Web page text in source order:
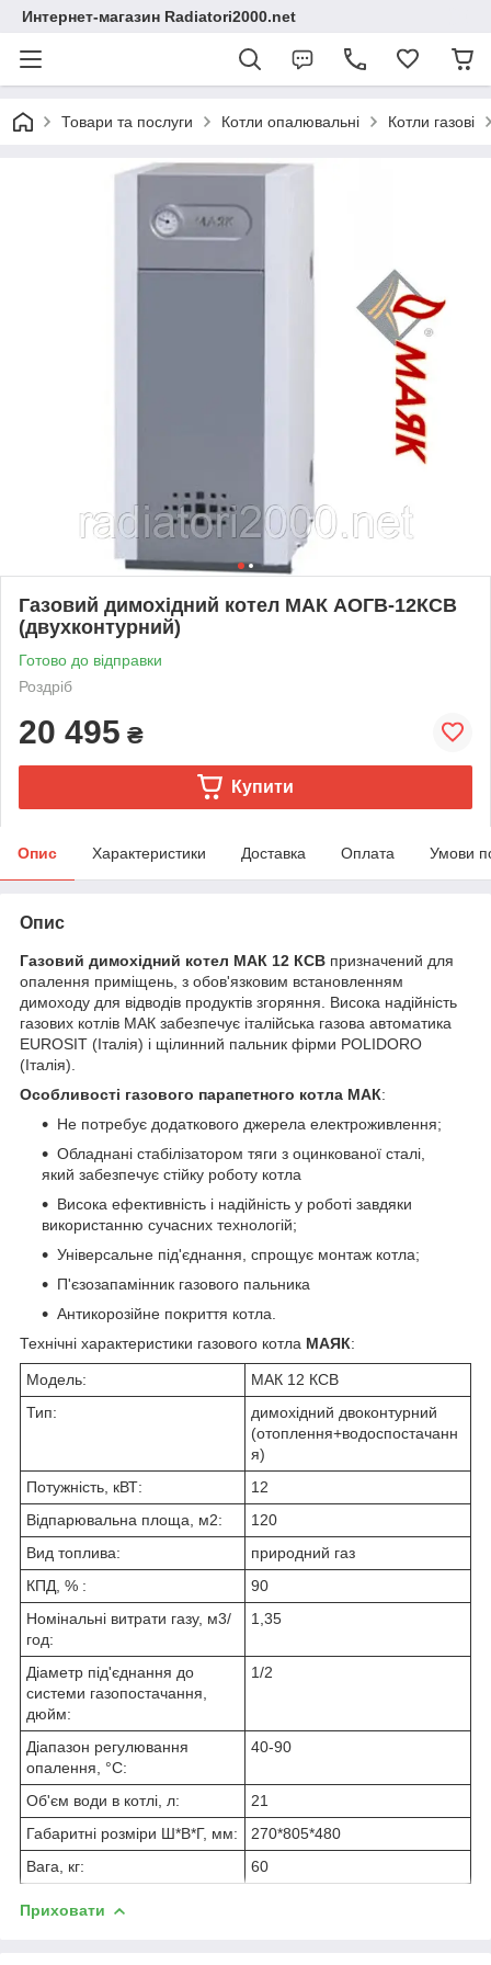
Интернет-магазин Radiatori2000.net
Товари та послуги Котли опалювальні Котли газові
Газовий димохідний котел МАК АОГВ-12КСВ
(двухконтурний)
Готово до відправки
Роздріб
20 495 ₴
Купити
Опис Характеристики Доставка Оплата Умови
Опис
Газовий димохідний котел МАК 12 КСВ призначений для
опалення приміщень, з обов'язковим встановленням
димоходу для відводів продуктів згоряння. Висока надійність
газових котлів МАК забезпечує італійська газова автоматика
EUROSIT (Італія) і щілинний пальник фірми POLIDORO
(Італія).
Особливості газового парапетного котла МАК:
Не потребує додаткового джерела електроживлення;
Обладнані стабілізатором тяги з оцинкованої сталі,
який забезпечує стійку роботу котла
Висока ефективність і надійність у роботі завдяки
використанню сучасних технологій;
Універсальне під'єднання, спрощує монтаж котла;
П'єзозапамінник газового пальника
Антикорозійне покриття котла.
Технічні характеристики газового котла МАЯК:
Модель:
МАК 12 КСВ
Тип:
димохідний двоконтурний
(отоплення+водоспостачанн
я)
Потужність, кВТ:
12
Відпарювальна площа, м2:
120
Вид топлива:
природний газ
КПД, % :
90
Номінальні витрати газу, м3/
год:
1,35
Діаметр під'єднання до
системи газопостачання,
дюйм:
1/2
Діапазон регулювання
опалення, °C:
40-90
Об'єм води в котлі, л:
21
Габаритні розміри Ш*В*Г, мм:
270*805*480
Вага, кг:
60
Приховати